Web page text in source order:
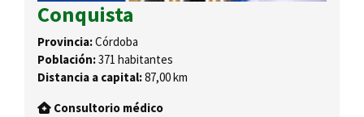
Conquista
Provincia:Córdoba
Población:371 habitantes
Distancia a capital:87,00 km
Consultorio médico